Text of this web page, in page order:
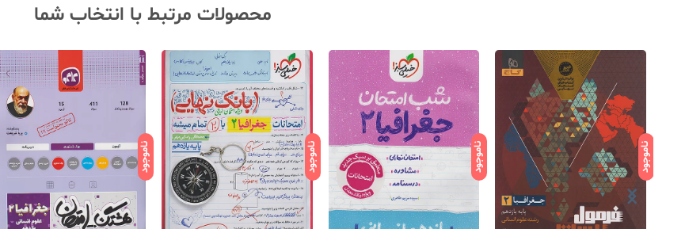
محصولات مرتبط با انتخاب شما
ناموجود ناموجود ناموجود ناموجود